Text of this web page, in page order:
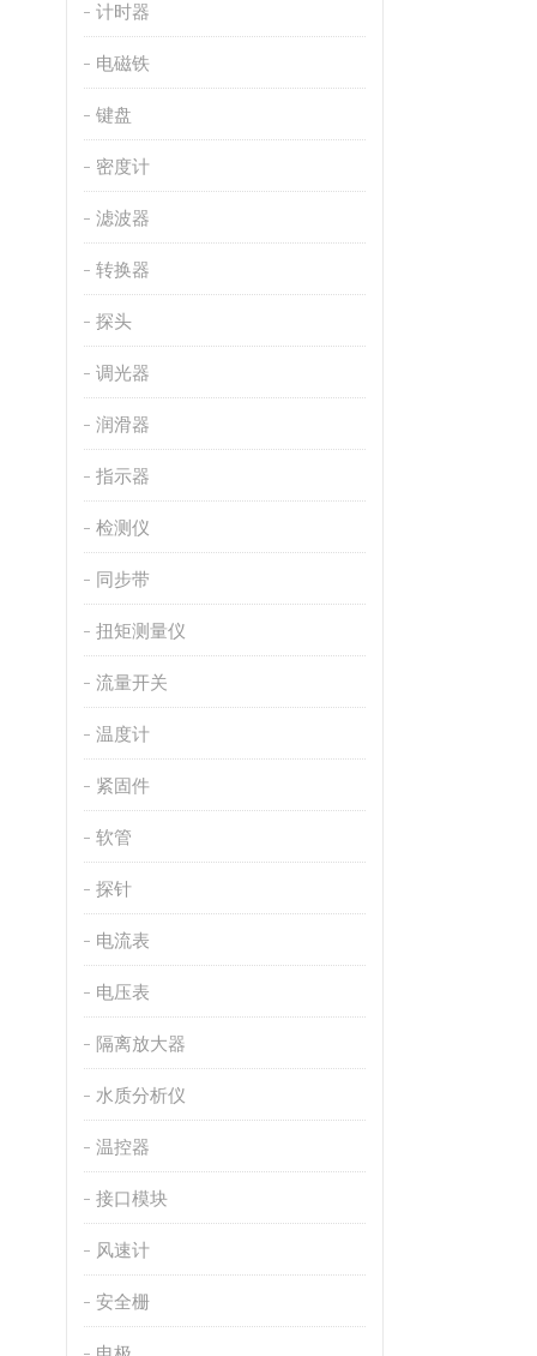
计时器
电磁铁
键盘
密度计
滤波器
转换器
探头
调光器
润滑器
指示器
检测仪
同步带
扭矩测量仪
流量开关
温度计
紧固件
软管
探针
电流表
电压表
隔离放大器
水质分析仪
温控器
接口模块
风速计
安全栅